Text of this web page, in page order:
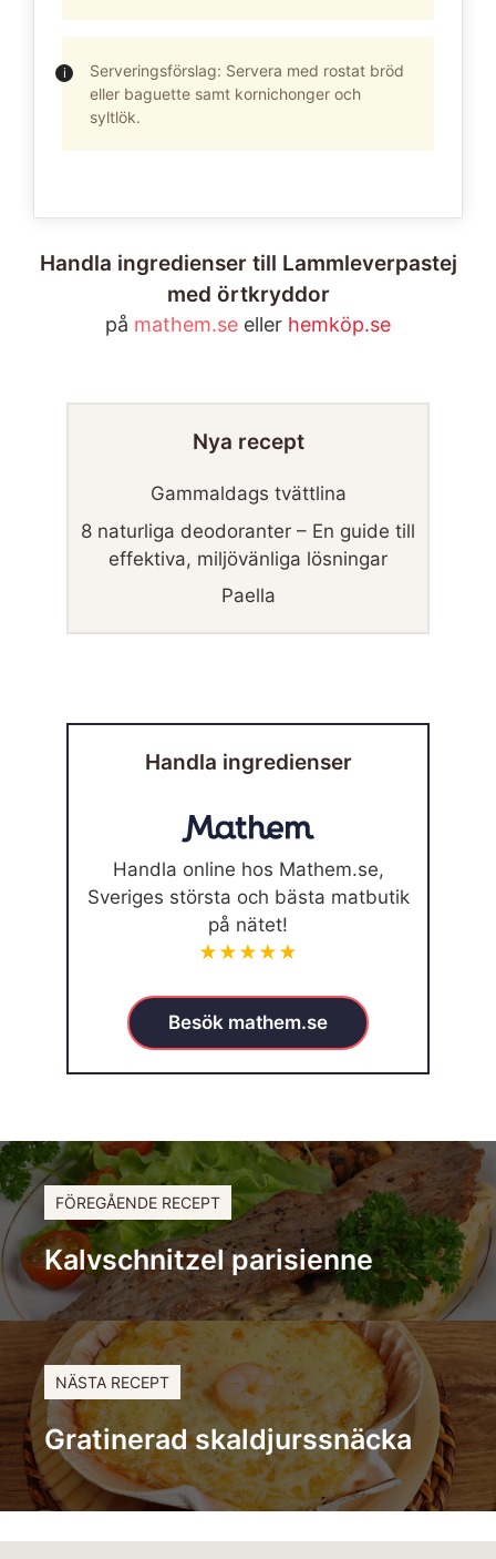
Serveringsförslag: Servera med rostat bröd
eller baguette samt kornichonger och
syltlök.
Handla ingredienser till Lammleverpastej
med örtkryddor
på mathem.se eller hemköp.se
Nya recept
Gammaldags tvättlina
8 naturliga deodoranter – En guide till
effektiva, miljövänliga lösningar
Paella
Handla ingredienser
Handla online hos Mathem.se,
Sveriges största och bästa matbutik
på nätet!
★★★★★
Besök mathem.se
FÖREGÅENDE RECEPT
Kalvschnitzel parisienne
NÄSTA RECEPT
Gratinerad skaldjurssnäcka